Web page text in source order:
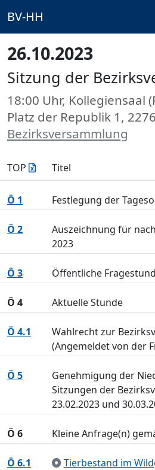
BV-HH
26.10.2023
Sitzung der
18:00 Uhr, Kollegiensaal
Platz der Republik 1,
Bezirksversammlung
TOP Titel
Ö 1 Festlegung der
Ö 2
Auszeichnung für
2023
Ö 3 Öffentliche
Ö 4 Aktuelle Stunde
Ö 4.1
Wahlrecht zur
(Angemeldet von der
Ö 5
Genehmigung der
Sitzungen der
23.02.2023 und
Ö 6 Kleine Anfrage(n)
Ö 6.1
Tierbestand im